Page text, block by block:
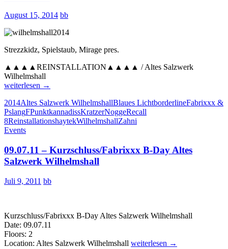
August 15, 2014 bb
Strezzkidz, Spielstaub, Mirage pres.
▲▲▲▲REINSTALLATION▲▲▲▲ / Altes Salzwerk
Wilhelmshall
REINSTALLATION
Salzwerk
Wilhelmshall
|
20.09.2014
weiterlesen →
2014Altes Salzwerk WilhelmshallBlaues LichtborderlineFabrixxx &
PslangFPunktkannadissKratzerNoggeRecall
8ReinstallationshaytekWilhelmshallZahni
Events
09.07.11 – Kurzschluss/Fabrixxx B-Day Altes
Salzwerk Wilhelmshall
Juli 9, 2011 bb
Kurzschluss/Fabrixxx B-Day Altes Salzwerk Wilhelmshall
Date: 09.07.11
Floors: 2
Location: Altes Salzwerk Wilhelmshall 09.07.11
weiterlesen →